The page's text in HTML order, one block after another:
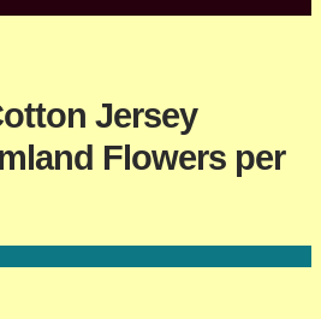
Jersey
Flowers per